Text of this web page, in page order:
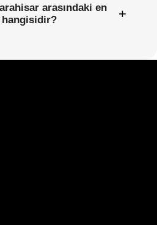
arasındaki en
hangisidir?
+